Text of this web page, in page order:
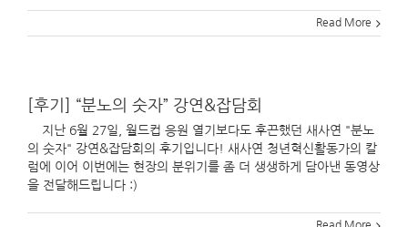
Read More
[후기] “분노의 숫자” 강연&잡담회
지난 6월 27일, 월드컵 응원 열기보다도 후끈했던 새사연 "분노
의 숫자" 강연&잡담회의 후기입니다! 새사연 청년혁신활동가의 칼
럼에 이어 이번에는 현장의 분위기를 좀 더 생생하게 담아낸 동영상
을 전달해드립니다 :)